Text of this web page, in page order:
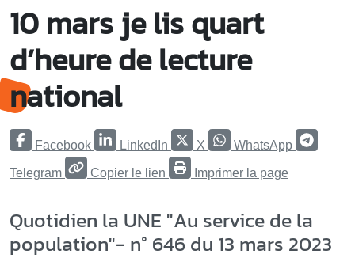
10 mars je lis quart
d’heure de lecture
national
Facebook LinkedIn X WhatsApp
Telegram Copier le lien Imprimer la page
Quotidien la UNE "Au service de la
population"- n° 646 du 13 mars 2023